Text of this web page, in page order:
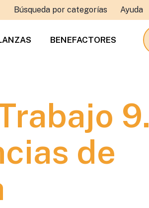
Búsqueda por categorías Ayuda
BENEFACTORES
9.
de